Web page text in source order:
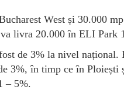
West și 30.000
livra 20.000 în ELI Park
de 3% la nivel național.
3%, în timp ce în Ploiești
– 5%.